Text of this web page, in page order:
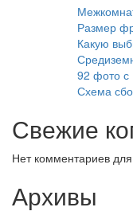
Размер
Какую
92 фото
Схема
Свежие
Нет комментариев
Архивы